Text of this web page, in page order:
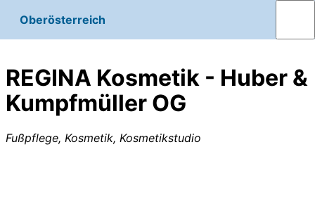
Oberösterreich
REGINA Kosmetik - Huber &
Kumpfmüller OG
Fußpflege, Kosmetik, Kosmetikstudio